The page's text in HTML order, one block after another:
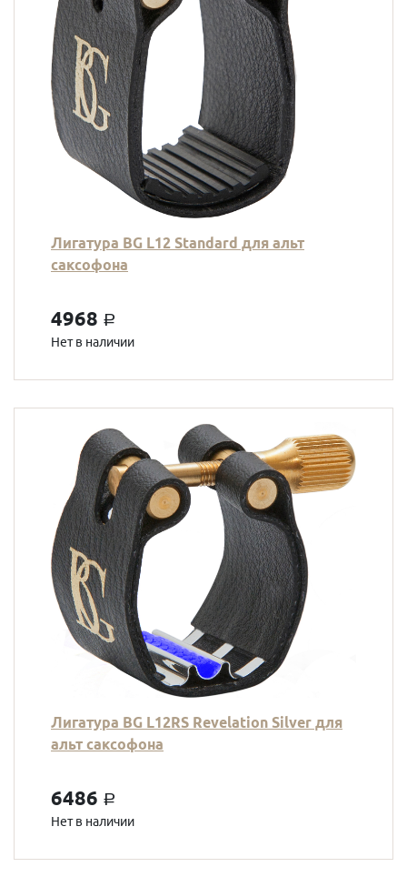
Лигатура BG L12 Standard для альт
саксофона
4968 a
Нет в наличии
Лигатура BG L12RS Revelation Silver для
альт саксофона
6486 a
Нет в наличии